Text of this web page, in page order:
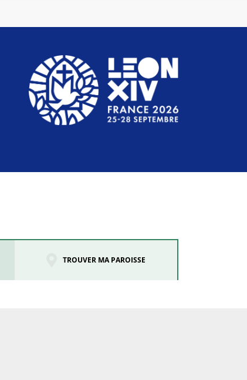
TROUVER MA PAROISSE